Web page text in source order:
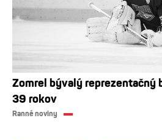
Zomrel bývalý reprezentačný
39 rokov
Ranné noviny